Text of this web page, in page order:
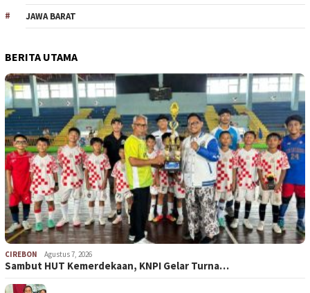
JAWA BARAT
BERITA UTAMA
CIREBON Agustus 7, 2026
Sambut HUT Kemerdekaan, KNPI Gelar Turna…